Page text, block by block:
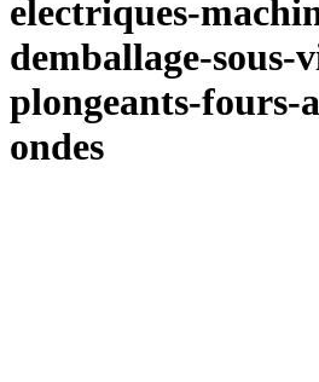
electriques-
demballage-sous-
plongeants-fours-
ondes